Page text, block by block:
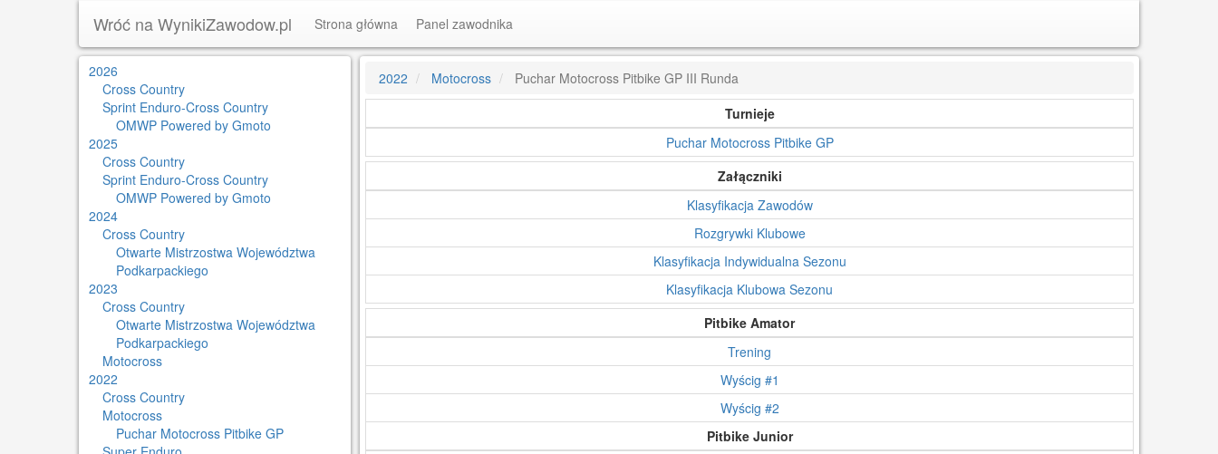
Wróć na WynikiZawodow.pl Strona główna Panel zawodnika
2026
Cross Country
Sprint Enduro-Cross Country
OMWP Powered by Gmoto
2025
Cross Country
Sprint Enduro-Cross Country
OMWP Powered by Gmoto
2024
Cross Country
Otwarte Mistrzostwa Województwa
Podkarpackiego
2023
Cross Country
Otwarte Mistrzostwa Województwa
Podkarpackiego
Motocross
2022
Cross Country
Motocross
Puchar Motocross Pitbike GP
2022 Motocross
Puchar Motocross Pitbike GP III Runda
Turnieje
Puchar Motocross Pitbike GP
Załączniki
Klasyfikacja Zawodów
Rozgrywki Klubowe
Klasyfikacja Indywidualna Sezonu
Klasyfikacja Klubowa Sezonu
Pitbike Amator
Trening
Wyścig #1
Wyścig #2
Pitbike Junior